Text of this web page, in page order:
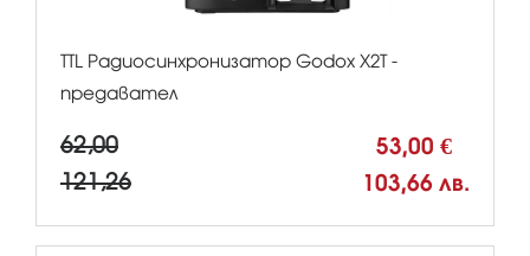
TTL Радиосинхронизатор Godox X2T -
предавател
62,00 53,00 €
121,26 103,66 лв.